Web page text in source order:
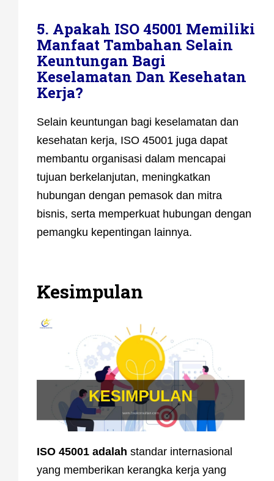
5. Apakah ISO 45001 Memiliki
Manfaat Tambahan Selain
Keuntungan Bagi
Keselamatan Dan Kesehatan
Kerja?
Selain keuntungan bagi keselamatan dan
kesehatan kerja, ISO 45001 juga dapat
membantu organisasi dalam mencapai
tujuan berkelanjutan, meningkatkan
hubungan dengan pemasok dan mitra
bisnis, serta memperkuat hubungan dengan
pemangku kepentingan lainnya.
Kesimpulan
ISO 45001 adalah standar internasional
yang memberikan kerangka kerja yang